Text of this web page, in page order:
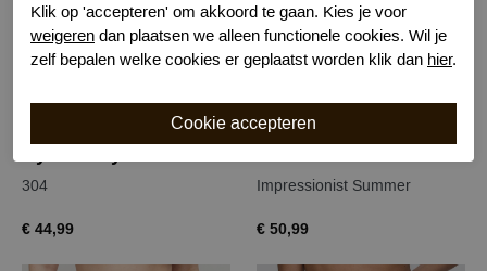
Cyell rusty rose bikinislip
304
€ 44,99
Prima Donna douala bikini slip
Impressionist Summer
€ 50,99
Klik op 'accepteren' om akkoord te gaan. Kies je voor
weigeren dan plaatsen we alleen functionele cookies. Wil je
zelf bepalen welke cookies er geplaatst worden klik dan hier.